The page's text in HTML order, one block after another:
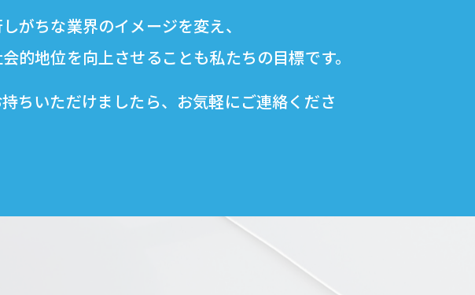
がちな業界のイメージを変え、
的地位を向上させることも私たちの目標です。
ちいただけましたら、お気軽にご連絡くださ